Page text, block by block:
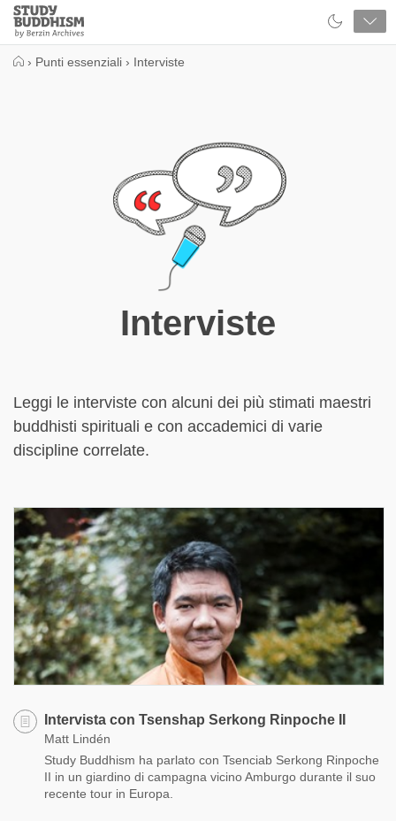
Close
Study
Buddhism
› Punti essenziali › Interviste
Interviste
Leggi le interviste con alcuni dei più stimati maestri
buddhisti spirituali e con accademici di varie
discipline correlate.
Intervista con Tsenshap Serkong Rinpoche II
Matt Lindén
Study Buddhism ha parlato con Tsenciab Serkong Rinpoche
II in un giardino di campagna vicino Amburgo durante il suo
recente tour in Europa.